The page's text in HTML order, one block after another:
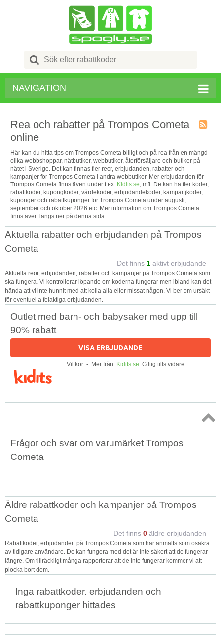
Search
for:
NAVIGATION
RSS
Rea och rabatter på Trompos Cometa
online
Här kan du hitta tips om Trompos Cometa billigt och på rea från en mängd
olika webbshoppar, nätbutiker, webbutiker, återförsäljare och butiker på
nätet i Sverige. Det kan finnas fler reor, erbjudanden, rabatter och
kampanjer för Trompos Cometa i andra webbutiker. Mer erbjudanden för
Trompos Cometa finns även under t.ex. Kidits.se, mfl. De kan ha fler koder,
rabattkoder, kupongkoder, värdekoder, erbjudandekoder, kampanjkoder,
kuponger och rabattkuponger för Trompos Cometa under augusti,
september och oktober 2026 etc. Mer information om Trompos Cometa
finns även längs ner på denna sida.
Aktuella rabatter och erbjudanden på Trompos
Cometa
Det finns 1 aktivt erbjudande
Aktuella reor, erbjudanden, rabatter och kampanjer på Trompos Cometa som
ska fungera. Vi kontrollerar löpande om koderna fungerar men ibland kan det
hända att vi inte hunnit med att kolla alla eller missat någon. Vi ber om ursäkt
för eventuella felaktiga erbjudanden.
Outlet med barn- och babysaker med upp till
90% rabatt
VISA ERBJUDANDE
Villkor: -. Mer från: Kidits.se. Giltig tills vidare.
Topp
Frågor och svar om varumärket Trompos
Cometa
Äldre rabattkoder och kampanjer på Trompos
Cometa
Det finns 0 äldre erbjudanden
Rabattkoder, erbjudanden på Trompos Cometa som har anmälts som osäkra
av tidigare användare. De kan fungera med det är inte säkert att de fungerar
längre. Om tillräckligt många rapporterar att de inte fungerar kommer vi att
plocka bort dem.
Inga rabattkoder, erbjudanden och
rabattkuponger hittades